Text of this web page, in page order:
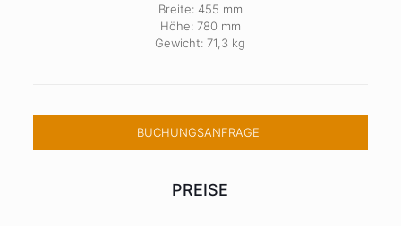
Breite: 455 mm
Höhe: 780 mm
Gewicht: 71,3 kg
BUCHUNGSANFRAGE
PREISE